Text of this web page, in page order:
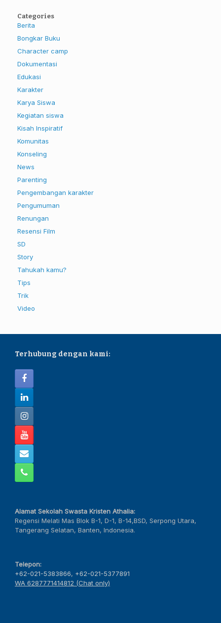
Categories
Berita
Bongkar Buku
Character camp
Dokumentasi
Edukasi
Karakter
Karya Siswa
Kegiatan siswa
Kisah Inspiratif
Komunitas
Konseling
News
Parenting
Pengembangan karakter
Pengumuman
Renungan
Resensi Film
SD
Story
Tahukah kamu?
Tips
Trik
Video
Terhubung dengan kami:
Alamat Sekolah Swasta Kristen Athalia:
Regensi Melati Mas Blok B-1, D-1, B-14,BSD, Serpong Utara,
Tangerang Selatan, Banten, Indonesia.
Telepon:
+62-021-5383866, +62-021-5377891
WA 6287771414812 (Chat only)